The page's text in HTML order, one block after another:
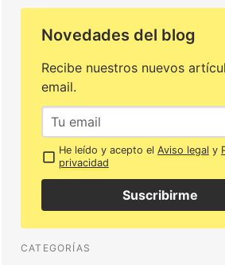
Novedades del blog
Recibe nuestros nuevos
email.
He leído y acepto el Aviso legal y
privacidad
Suscribirme
CATEGORÍAS